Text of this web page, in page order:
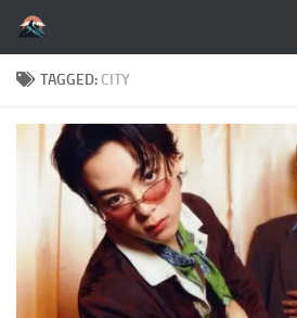
Skip to content
TAGGED: CITY